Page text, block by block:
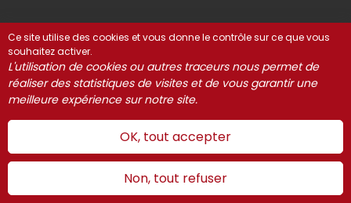
© Risoul 2021-2025 Mentions Légales
Partenaires
Gestion des cookies
Ce site utilise des cookies et vous donne le contrôle sur ce que vous
souhaitez activer.
L'utilisation de cookies ou autres traceurs nous permet de
réaliser des statistiques de visites et de vous garantir une
meilleure expérience sur notre site.
OK, tout accepter
Non, tout refuser